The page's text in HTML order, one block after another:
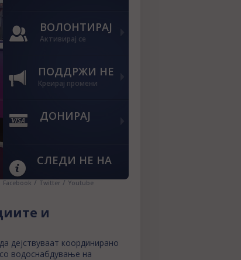
ВОЛОНТИРАЈ
Активирај се
ПОДДРЖИ НЕ
Креирај промени
ДОНИРАЈ
СЛЕДИ НЕ НА
Facebook / Twitter / Youtube
и
дејствуваат координирано
водоснабдување на